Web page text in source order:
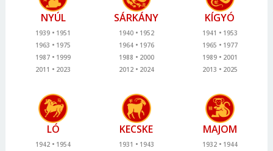
NYÚL
1939
1951
1963
1975
1987
1999
2011
2023
SÁRKÁNY
1940
1952
1964
1976
1988
2000
2012
2024
KÍGYÓ
1941
1953
1965
1977
1989
2001
2013
2025
LÓ
1942
1954
KECSKE
1931
1943
MAJOM
1932
1944